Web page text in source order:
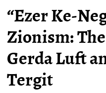
“Ezer Ke-
Zionism:
Gerda Luft
Tergit